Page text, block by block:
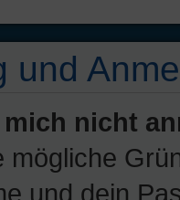
und
nicht
mögliche
und dein